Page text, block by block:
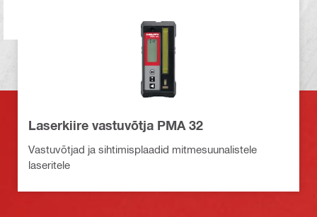
Laserkiire vastuvõtja PMA 32
Vastuvõtjad ja sihtimisplaadid mitmesuunalistele
laseritele